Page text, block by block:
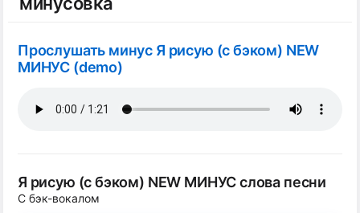
Прослушать минус Я рисую (с бэком) NEW
МИНУС (demo)
Я рисую (с бэком) NEW МИНУС слова песни
С бэк-вокалом